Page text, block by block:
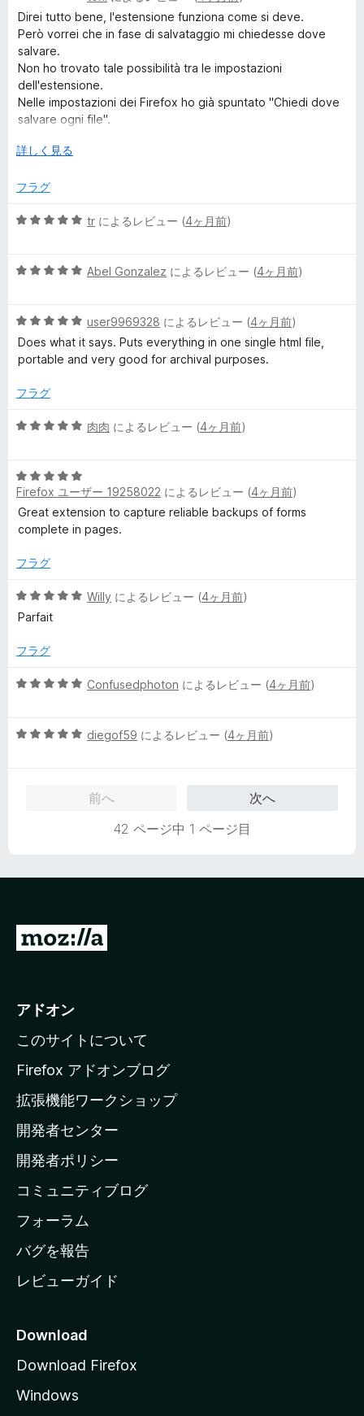
の
評
価
段
階
中
4
の
評
価
Direi tutto bene, l'estensione funziona come si deve.
Però vorrei che in fase di salvataggio mi chiedesse dove
salvare.
Non ho trovato tale possibilità tra le impostazioni
dell'estensione.
Nelle impostazioni dei Firefox ho già spuntato "Chiedi dove
salvare ogni file".
- Firefox 140.9.1esr (64 bit)
広
て
詳しく見る
フラグ
5
中
評
価
tr によるレビュー (4ヶ月前)
5
中
5
の
価
Abel Gonzalez によるレビュー (4ヶ月前)
5
段
階
5
評
user9969328 によるレビュー (4ヶ月前)
Does what it says. Puts everything in one single html file,
portable and very good for archival purposes.
フラグ
5
中
5
の
評
肉肉 によるレビュー (4ヶ月前)
5
段
階
中
の
価
Firefox ユーザー 19258022 によるレビュー (4ヶ月前)
Great extension to capture reliable backups of forms
complete in pages.
フラグ
5
段
中
の
Willy によるレビュー (4ヶ月前)
Parfait
フラグ
5
中
Confusedphoton によるレビュー (4ヶ月前)
5
diegof59 によるレビュー (4ヶ月前)
前へ
次へ
42 ページ中 1 ページ目
M
i
l
a
ホ
ー
ム
ー
ジ
へ
アドオン
このサイトについて
Firefox アドオンブログ
拡張機能ワークショップ
開発者センター
開発者ポリシー
コミュニティブログ
フォーラム
バグを報告
レビューガイド
Download
Download Firefox
Windows